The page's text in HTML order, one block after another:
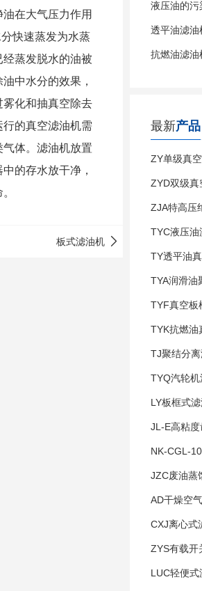
在大气压力作用
快速蒸发为水蒸
蒸发脱水的油被
中水分的效果，
化和抽真空除去
的真空滤油机需
体。滤油机放置
的存水放干净，
板式滤油机
透平油滤油
抗燃油滤油
最新产品
ZY单级真
ZYD双级真
ZJA特高压
TYC液压油
TY透平油
TYA润滑油
TYF真空板
TYK抗燃油
TJ聚结分
TYQ汽轮
LY板框式
JL-E高粘
NK-CGL-
JZC废油蒸
AD干燥空
CXJ离心式
ZYS有载开
LUC轻便式